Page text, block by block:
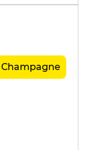
Champagne